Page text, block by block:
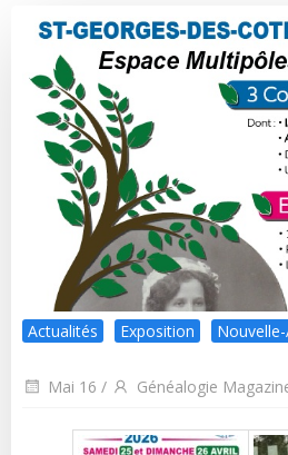
Actualités Exposition
Mai 16 / Généalogie